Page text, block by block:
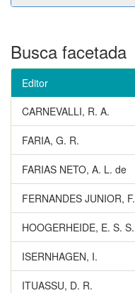
Busca facetada
Editor
CARNEVALLI, R. A.
FARIA, G. R.
FARIAS NETO, A. L. de
FERNANDES JUNIOR, F.
HOOGERHEIDE, E. S. S.
ISERNHAGEN, I.
ITUASSU, D. R.